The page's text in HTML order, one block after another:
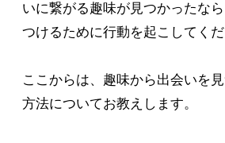
いに繋がる趣味が見つかったな
つけるために行動を起こしてくだ
ここからは、趣味から出会いを
方法についてお教えします。